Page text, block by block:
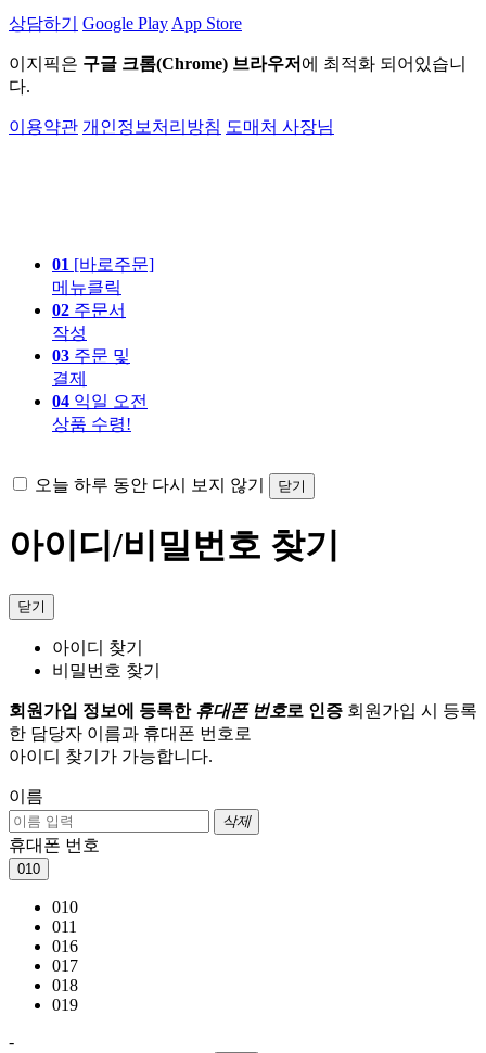
상담하기 Google Play App Store
이지픽은 구글 크롬(Chrome) 브라우저 에 최적화 되어있습니
다.
이용약관 개인정보처리방침 도매처 사장님
01 [바로주문]
메뉴클릭
02 주문서
작성
03 주문 및
결제
04 익일 오전
상품 수령!
오늘 하루 동안 다시 보지 않기 닫기
아이디/비밀번호 찾기
닫기
아이디 찾기
비밀번호 찾기
회원가입 정보에 등록한 휴대폰 번호로 인증 회원가입 시 등록
한 담당자 이름과 휴대폰 번호로
아이디 찾기가 가능합니다.
이름
삭제
휴대폰 번호
010
010
011
016
017
018
019
-